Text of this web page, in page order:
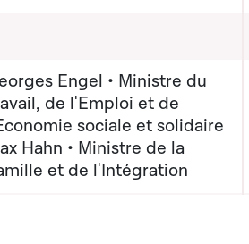
tous les éléments de la liste qui
Engel • Ministre du
de l'Emploi et de
sociale et solidaire
Hahn • Ministre de la
et de l'Intégration